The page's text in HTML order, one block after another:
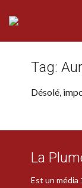
Tag:
Désolé,
La
Est un média